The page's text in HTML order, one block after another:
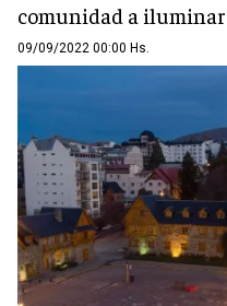
comunidad a
09/09/2022 00:00 Hs.